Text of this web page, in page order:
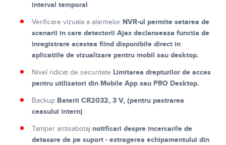
interval temporal
Verificare vizuala a alarmelor NVR-ul permite setarea de
scenarii in care detectorii Ajax declanseaza functia de
inregistrare acestea fiind disponibile direct in
aplicatiile de vizualizare pentru mobil sau desktop.
Nivel ridicat de securitate Limitarea drepturilor de acces
pentru utilizatori din Mobile App sau PRO Desktop.
Backup Baterii CR2032, 3 V, (pentru pastrarea
ceasului intern)
Tamper antisabotaj notificari despre incercarile de
detasare de pe suport - extragerea echipamentului din